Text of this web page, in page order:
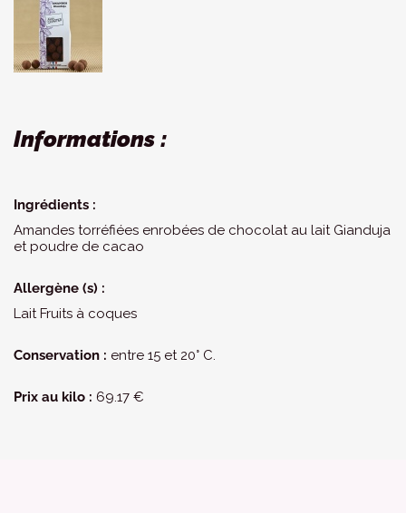
Informations :
Ingrédients :
Amandes torréfiées enrobées de chocolat au lait Gianduja
et poudre de cacao
Allergène (s) :
Lait Fruits à coques
Conservation : entre 15 et 20° C.
Prix au kilo : 69.17 €